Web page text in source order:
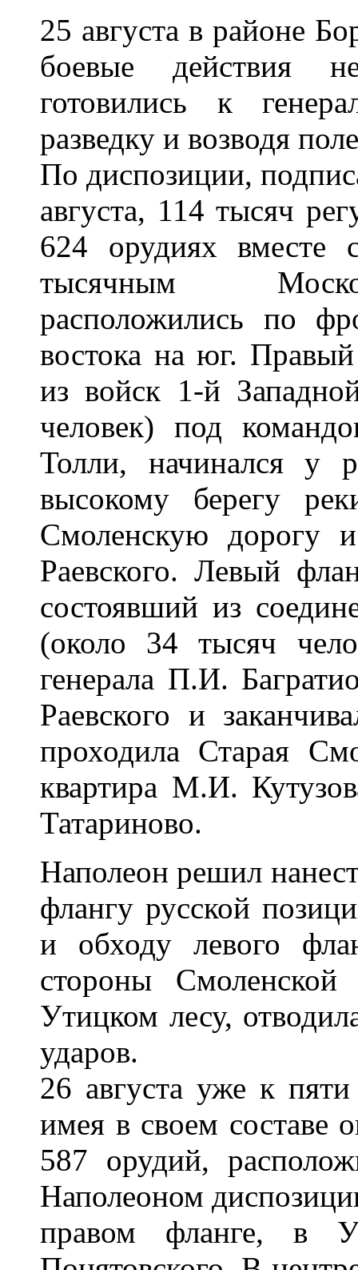
25 августа в районе
боевые действия
готовились к
разведку и возводя
По диспозиции,
августа, 114 тысяч
624 орудиях вместе
тысячным
расположились по
востока на юг.
из войск 1-й
человек) под
Толли, начинался у
высокому берегу
Смоленскую дорогу и
Раевского. Левый
состоявший из
(около 34 тысяч
генерала П.И.
Раевского и
проходила Старая
квартира М.И.
Татариново.
Наполеон решил
флангу русской
и обходу левого
стороны
Утицком лесу,
ударов.
26 августа уже к
имея в своем составе
587 орудий,
Наполеоном
правом фланге, в